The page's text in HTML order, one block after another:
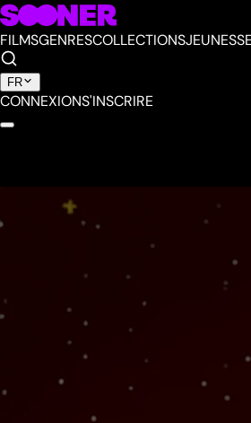
FILMSGENRESCOLLECTIONS
FR
CONNEXIONS'INSCRIRE